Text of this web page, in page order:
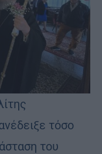
τόσο
του